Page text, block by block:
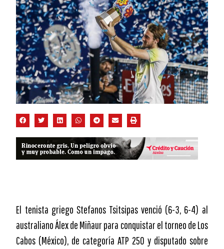
El tenista griego Stefanos Tsitsipas venció (6-3, 6-4) al
australiano Álex de Miñaur para conquistar el torneo de Los
Cabos (México), de categoría ATP 250 y disputado sobre